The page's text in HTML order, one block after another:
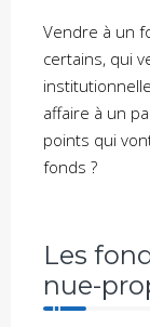
Vendre à un
certains, qui
affaire à un
points qui
fonds ?
Les
nue-